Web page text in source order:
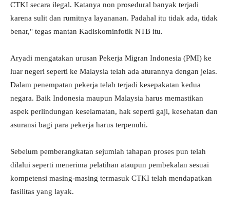
CTKI secara ilegal. Katanya non prosedural banyak terjadi
karena sulit dan rumitnya layananan. Padahal itu tidak ada, tidak
benar," tegas mantan Kadiskominfotik NTB itu.
Aryadi mengatakan urusan Pekerja Migran Indonesia (PMI) ke
luar negeri seperti ke Malaysia telah ada aturannya dengan jelas.
Dalam penempatan pekerja telah terjadi kesepakatan kedua
negara. Baik Indonesia maupun Malaysia harus memastikan
aspek perlindungan keselamatan, hak seperti gaji, kesehatan dan
asuransi bagi para pekerja harus terpenuhi.
Sebelum pemberangkatan sejumlah tahapan proses pun telah
dilalui seperti menerima pelatihan ataupun pembekalan sesuai
kompetensi masing-masing termasuk CTKI telah mendapatkan
fasilitas yang layak.